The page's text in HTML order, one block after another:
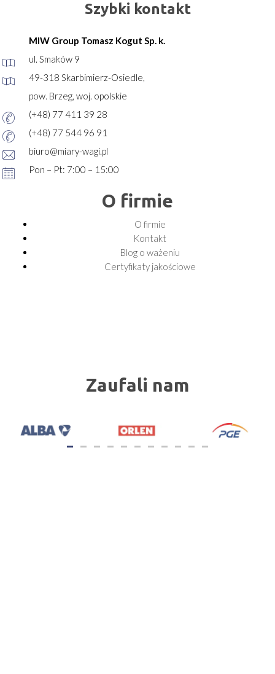
Szybki kontakt
MIW Group Tomasz Kogut Sp. k.
ul. Smaków 9
49-318 Skarbimierz-Osiedle,
pow. Brzeg, woj. opolskie
(+48) 77 411 39 28
(+48) 77 544 96 91
biuro@miary-wagi.pl
Pon – Pt: 7:00 – 15:00
O firmie
O firmie
Kontakt
Blog o ważeniu
Certyfikaty jakościowe
Zaufali nam